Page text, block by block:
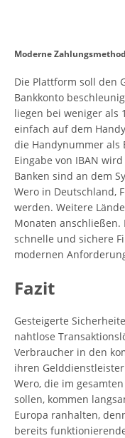
Moderne
Die Plattform soll den
Bankkonto
liegen bei weniger als
einfach auf dem
die Handynummer als
Eingabe von IBAN
Banken sind an dem
Wero in Deutschland,
werden. Weitere
Monaten
schnelle und sichere
modernen
Fazit
Gesteigerte
nahtlose
Verbraucher in den
ihren
Wero, die im
sollen, kommen
Europa ranhalten,
bereits